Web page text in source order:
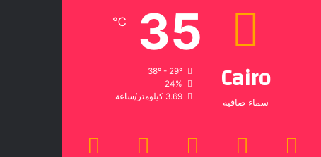
Cairo
سماء صافية
35
℃
24%
3.69 كيلومتر/ساعة